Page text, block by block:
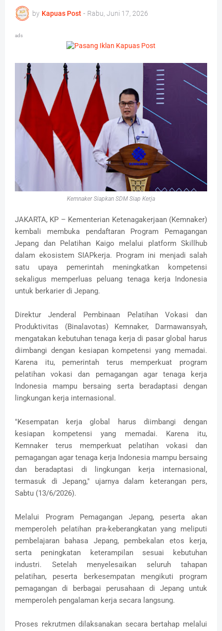
by Kapuas Post - Rabu, Juni 17, 2026
ads
Kemnaker Siapkan SDM Siap Kerja
JAKARTA, KP – Kementerian Ketenagakerjaan (Kemnaker)
kembali membuka pendaftaran Program Pemagangan
Jepang dan Pelatihan Kaigo melalui platform Skillhub
dalam ekosistem SIAPkerja. Program ini menjadi salah
satu upaya pemerintah meningkatkan kompetensi
sekaligus memperluas peluang tenaga kerja Indonesia
untuk berkarier di Jepang.
Direktur Jenderal Pembinaan Pelatihan Vokasi dan
Produktivitas (Binalavotas) Kemnaker, Darmawansyah,
mengatakan kebutuhan tenaga kerja di pasar global harus
diimbangi dengan kesiapan kompetensi yang memadai.
Karena itu, pemerintah terus memperkuat program
pelatihan vokasi dan pemagangan agar tenaga kerja
Indonesia mampu bersaing serta beradaptasi dengan
lingkungan kerja internasional.
"Kesempatan kerja global harus diimbangi dengan
kesiapan kompetensi yang memadai. Karena itu,
Kemnaker terus memperkuat pelatihan vokasi dan
pemagangan agar tenaga kerja Indonesia mampu bersaing
dan beradaptasi di lingkungan kerja internasional,
termasuk di Jepang," ujarnya dalam keterangan pers,
Sabtu (13/6/2026).
Melalui Program Pemagangan Jepang, peserta akan
memperoleh pelatihan pra-keberangkatan yang meliputi
pembelajaran bahasa Jepang, pembekalan etos kerja,
serta peningkatan keterampilan sesuai kebutuhan
industri. Setelah menyelesaikan seluruh tahapan
pelatihan, peserta berkesempatan mengikuti program
pemagangan di berbagai perusahaan di Jepang untuk
memperoleh pengalaman kerja secara langsung.
Proses rekrutmen dilaksanakan secara bertahap melalui